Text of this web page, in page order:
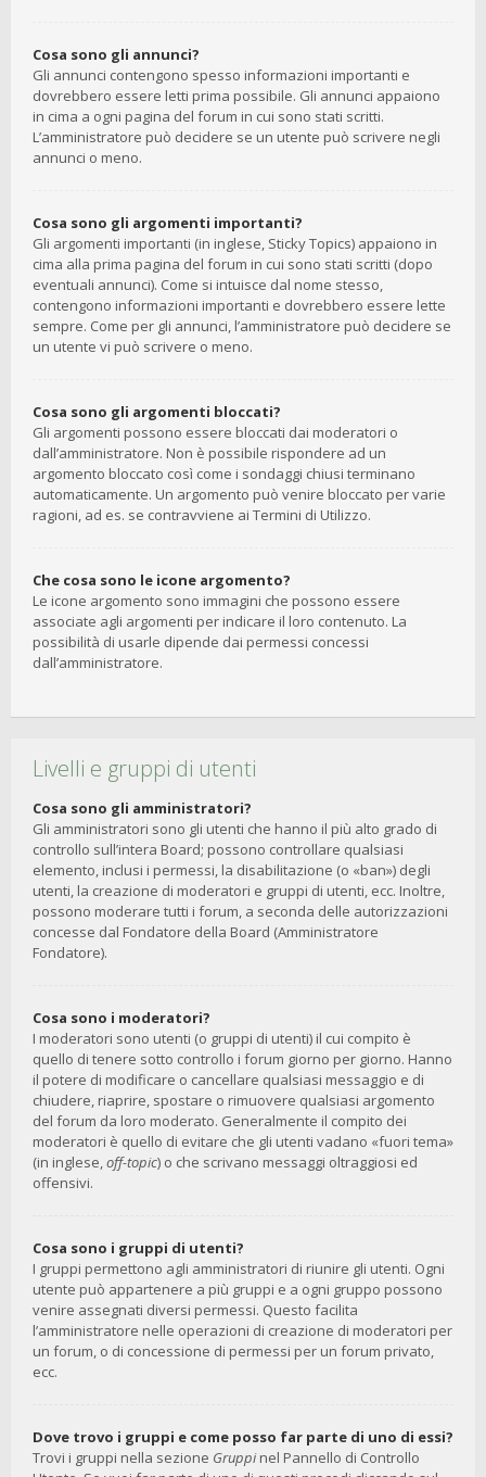
Cosa sono gli annunci?
Gli annunci contengono spesso informazioni importanti e
dovrebbero essere letti prima possibile. Gli annunci appaiono
in cima a ogni pagina del forum in cui sono stati scritti.
L’amministratore può decidere se un utente può scrivere negli
annunci o meno.
Cosa sono gli argomenti importanti?
Gli argomenti importanti (in inglese, Sticky Topics) appaiono in
cima alla prima pagina del forum in cui sono stati scritti (dopo
eventuali annunci). Come si intuisce dal nome stesso,
contengono informazioni importanti e dovrebbero essere lette
sempre. Come per gli annunci, l’amministratore può decidere se
un utente vi può scrivere o meno.
Cosa sono gli argomenti bloccati?
Gli argomenti possono essere bloccati dai moderatori o
dall’amministratore. Non è possibile rispondere ad un
argomento bloccato così come i sondaggi chiusi terminano
automaticamente. Un argomento può venire bloccato per varie
ragioni, ad es. se contravviene ai Termini di Utilizzo.
Che cosa sono le icone argomento?
Le icone argomento sono immagini che possono essere
associate agli argomenti per indicare il loro contenuto. La
possibilità di usarle dipende dai permessi concessi
dall’amministratore.
Livelli e gruppi di utenti
Cosa sono gli amministratori?
Gli amministratori sono gli utenti che hanno il più alto grado di
controllo sull’intera Board; possono controllare qualsiasi
elemento, inclusi i permessi, la disabilitazione (o «ban») degli
utenti, la creazione di moderatori e gruppi di utenti, ecc. Inoltre,
possono moderare tutti i forum, a seconda delle autorizzazioni
concesse dal Fondatore della Board (Amministratore
Fondatore).
Cosa sono i moderatori?
I moderatori sono utenti (o gruppi di utenti) il cui compito è
quello di tenere sotto controllo i forum giorno per giorno. Hanno
il potere di modificare o cancellare qualsiasi messaggio e di
chiudere, riaprire, spostare o rimuovere qualsiasi argomento
del forum da loro moderato. Generalmente il compito dei
moderatori è quello di evitare che gli utenti vadano «fuori tema»
(in inglese,off-topic) o che scrivano messaggi oltraggiosi ed
offensivi.
Cosa sono i gruppi di utenti?
I gruppi permettono agli amministratori di riunire gli utenti. Ogni
utente può appartenere a più gruppi e a ogni gruppo possono
venire assegnati diversi permessi. Questo facilita
l’amministratore nelle operazioni di creazione di moderatori per
un forum, o di concessione di permessi per un forum privato,
ecc.
Dove trovo i gruppi e come posso far parte di uno di essi?
Trovi i gruppi nella sezione Gruppinel Pannello di Controllo